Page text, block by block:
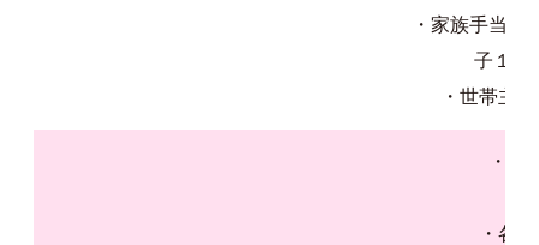
・家族手当
子１
・世帯主
・交
・各